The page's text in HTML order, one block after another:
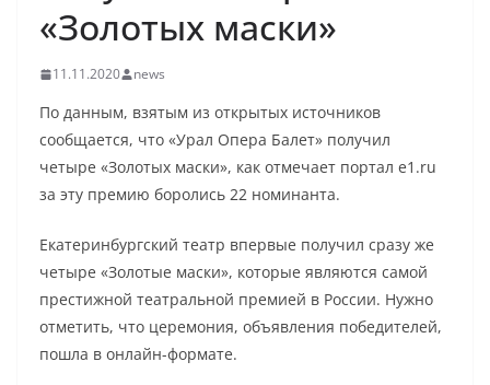
«Золотых маски»
11.11.2020 news
По данным, взятым из открытых источников
сообщается, что «Урал Опера Балет» получил
четыре «Золотых маски», как отмечает портал e1.ru
за эту премию боролись 22 номинанта.
Екатеринбургский театр впервые получил сразу же
четыре «Золотые маски», которые являются самой
престижной театральной премией в России. Нужно
отметить, что церемония, объявления победителей,
пошла в онлайн-формате.